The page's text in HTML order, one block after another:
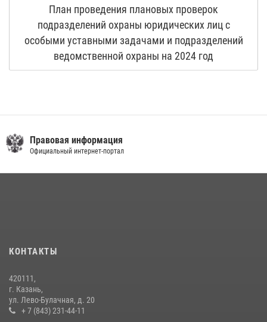
План проведения плановых проверок
подразделений охраны юридических лиц с
особыми уставными задачами и подразделений
ведомственной охраны на 2024 год
Правовая информация
Официальный интернет-портал
КОНТАКТЫ
420111,
г. Казань,
ул. Лево-Булачная, д. 20
+ 7 (843) 231-44-11